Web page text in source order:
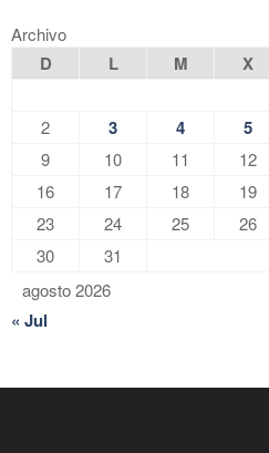
Archivo
agosto 2026
D L M X
2 3 4 5
9
10 11 12
16
17 18 19
23
24 25 26
30
31
« Jul